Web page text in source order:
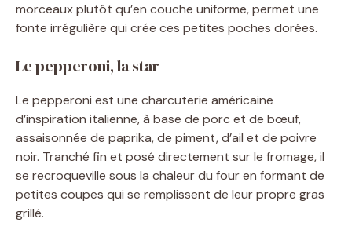
morceaux plutôt qu’en couche uniforme, permet une
fonte irrégulière qui crée ces petites poches dorées.
Le pepperoni, la star
Le pepperoni est une charcuterie américaine
d’inspiration italienne, à base de porc et de bœuf,
assaisonnée de paprika, de piment, d’ail et de poivre
noir. Tranché fin et posé directement sur le fromage, il
se recroqueville sous la chaleur du four en formant de
petites coupes qui se remplissent de leur propre gras
grillé.